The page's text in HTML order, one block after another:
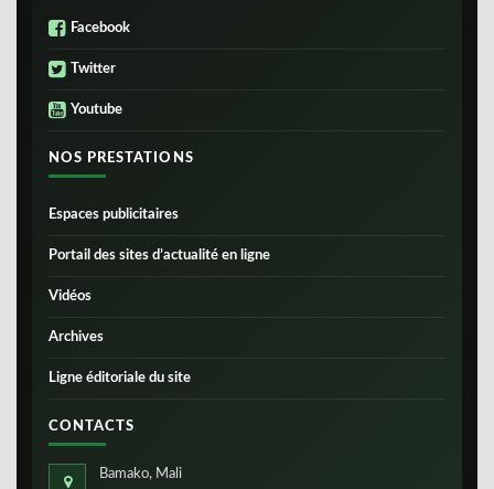
Facebook
Twitter
Youtube
NOS PRESTATIONS
Espaces publicitaires
Portail des sites d’actualité en ligne
Vidéos
Archives
Ligne éditoriale du site
CONTACTS
Bamako, Mali